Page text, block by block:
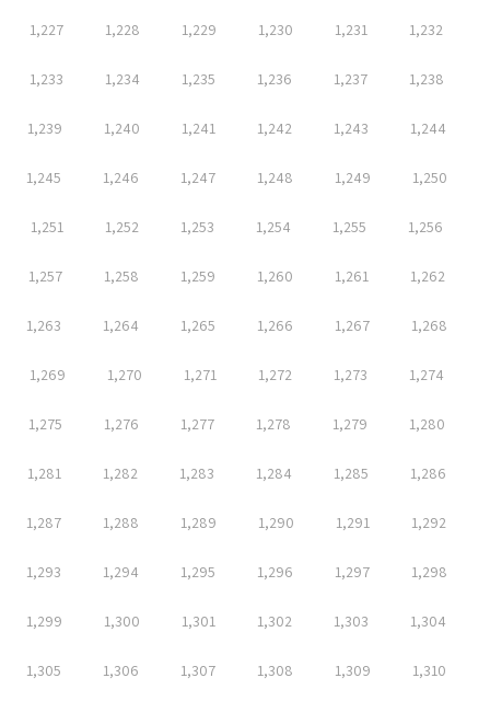
1,227 1,228 1,229 1,230 1,231 1,232
1,233 1,234 1,235 1,236 1,237 1,238
1,239 1,240 1,241 1,242 1,243 1,244
1,245 1,246 1,247 1,248 1,249 1,250
1,251 1,252 1,253 1,254 1,255 1,256
1,257 1,258 1,259 1,260 1,261 1,262
1,263 1,264 1,265 1,266 1,267 1,268
1,269 1,270 1,271 1,272 1,273 1,274
1,275 1,276 1,277 1,278 1,279 1,280
1,281 1,282 1,283 1,284 1,285 1,286
1,287 1,288 1,289 1,290 1,291 1,292
1,293 1,294 1,295 1,296 1,297 1,298
1,299 1,300 1,301 1,302 1,303 1,304
1,305 1,306 1,307 1,308 1,309 1,310